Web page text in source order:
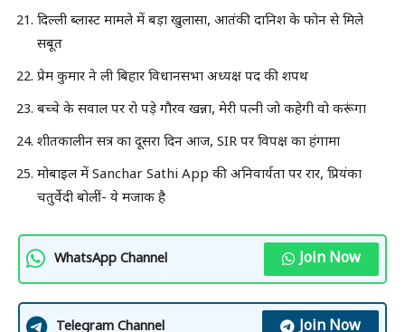
दिल्ली ब्लास्ट मामले में बड़ा खुलासा, आतंकी दानिश के फोन से मिले
सबूत
प्रेम कुमार ने ली बिहार विधानसभा अध्यक्ष पद की शपथ
बच्चे के सवाल पर रो पड़े गौरव खन्ना, मेरी पत्नी जो कहेगी वो करूंगा
शीतकालीन सत्र का दूसरा दिन आज, SIR पर विपक्ष का हंगामा
मोबाइल में Sanchar Sathi App की अनिवार्यता पर रार, प्रियंका
चतुर्वेदी बोलीं- ये मजाक है
WhatsApp Channel Join Now
Telegram Channel Join Now